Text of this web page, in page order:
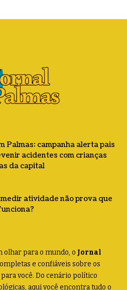
Palmas: campanha alerta pais
acidentes com crianças
da capital
atividade não prova que
olhar para o mundo, o Jornal
e confiáveis sobre os
você. Do cenário político
aqui você encontra tudo o